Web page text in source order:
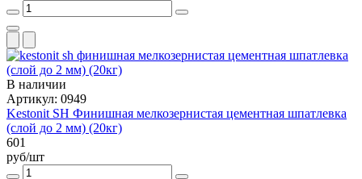
В наличии
Артикул: 0949
Kestonit SH Финишная мелкозернистая цементная шпатлевка
(слой до 2 мм) (20кг)
601
руб/шт